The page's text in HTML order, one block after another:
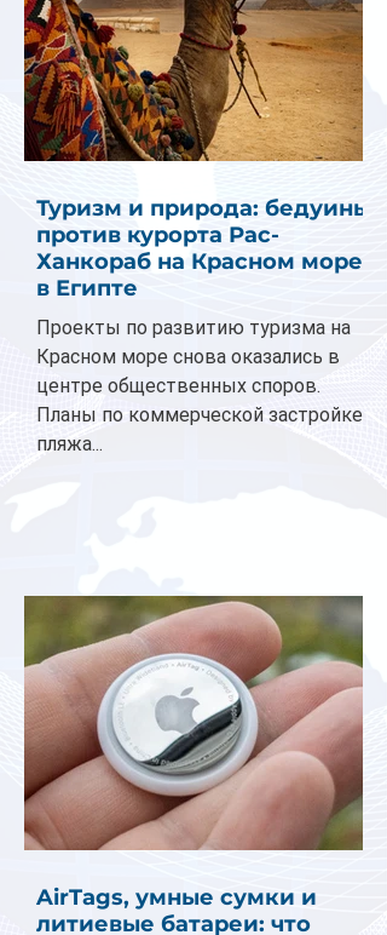
Туризм и природа: бедуины
против курорта Рас-
Ханкораб на Красном море
в Египте
Проекты по развитию туризма на
Красном море снова оказались в
центре общественных споров.
Планы по коммерческой застройке
пляжа...
AirTags, умные сумки и
литиевые батареи: что